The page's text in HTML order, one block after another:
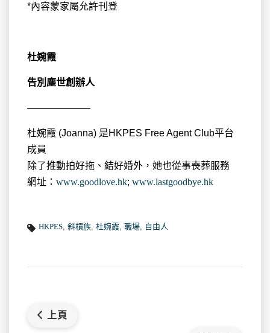
*內容蒙家屬允許刊登
杜婉霞
告別塵世創辦人
——————–
杜婉霞 (Joanna) 是HKPES Free Agent Club平台
成員
除了推動拍好拖、結好婚外，她也從事喪葬服務
網址： www.goodlove.hk; www.lastgoodbye.hk
HKPES 斜槓族 杜婉霞 職場 自由人
上頁